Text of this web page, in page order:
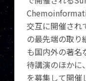
交互に開催され
の最先端の取り
も国内外の著名
待講演のほかに
を募集して開催